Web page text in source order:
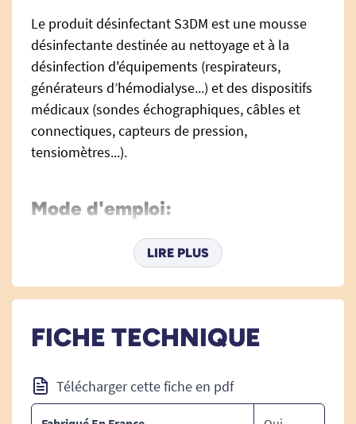
Le produit désinfectant S3DM est une mousse
désinfectante destinée au nettoyage et à la
désinfection d'équipements (respirateurs,
générateurs d’hémodialyse...) et des dispositifs
médicaux (sondes échographiques, câbles et
connectiques, capteurs de pression,
tensiomètres...).
Mode d'emploi:
Répartir généreusement le produit sur la surface
à nettoyer et désinfecter en s’assurant de
répartir le produit sur toute la surface (22g/m2
Laisser agir 5 minutes. Ne pas rincer.
LIRE PLUS
FICHE TECHNIQUE
Télécharger cette fiche en pdf